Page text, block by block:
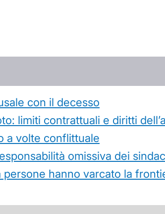
con il decesso
limiti contrattuali e diritti
a volte conflittuale
omissiva dei
hanno varcato la